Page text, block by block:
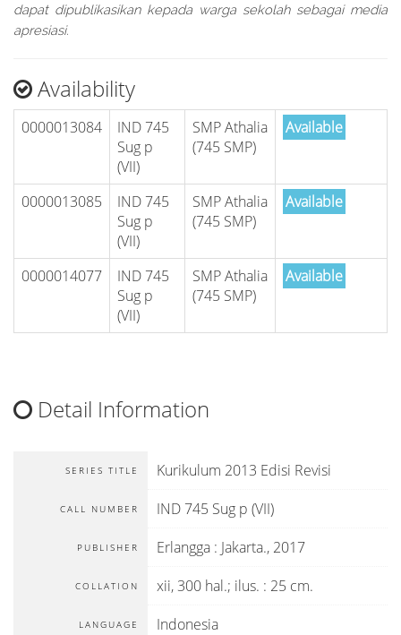
dapat dipublikasikan kepada warga sekolah sebagai media
apresiasi.
Availability
0000013084
IND 745
Sug p
(VII)
SMP Athalia
(745 SMP)
Available
0000013085
IND 745
Sug p
(VII)
SMP Athalia
(745 SMP)
Available
0000014077
IND 745
Sug p
(VII)
SMP Athalia
(745 SMP)
Available
Detail Information
SERIES TITLE Kurikulum 2013 Edisi Revisi
CALL NUMBER IND 745 Sug p (VII)
PUBLISHER Erlangga : Jakarta., 2017
COLLATION xii, 300 hal.; ilus. : 25 cm.
LANGUAGE Indonesia